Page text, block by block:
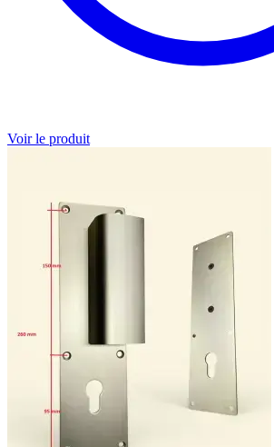
Voir le produit